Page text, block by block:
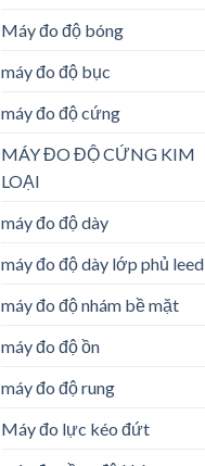
Máy đo độ bóng
máy đo độ bục
máy đo độ cứng
MÁY ĐO ĐỘ CỨNG KIM
LOẠI
máy đo độ dày
máy đo độ dày lớp phủ leed
máy đo độ nhám bề mặt
máy đo độ ồn
máy đo độ rung
Máy đo lực kéo đứt